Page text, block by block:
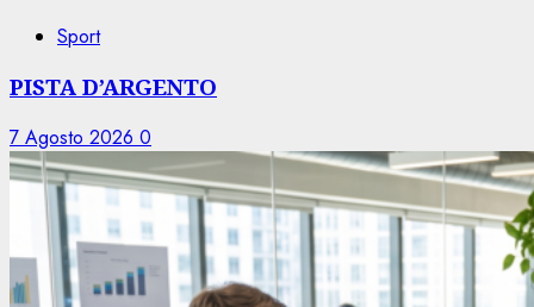
Sport
PISTA D’ARGENTO
7 Agosto 2026 0